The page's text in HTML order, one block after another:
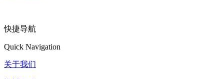
快捷导航
Quick Navigation
关于我们